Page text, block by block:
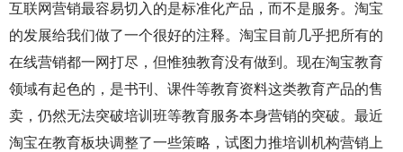
互联网营销最容易切入的是标准化产品，而不是服务。淘宝
的发展给我们做了一个很好的注释。淘宝目前几乎把所有的
在线营销都一网打尽，但惟独教育没有做到。现在淘宝教育
领域有起色的，是书刊、课件等教育资料这类教育产品的售
卖，仍然无法突破培训班等教育服务本身营销的突破。最近
淘宝在教育板块调整了一些策略，试图力推培训机构营销上